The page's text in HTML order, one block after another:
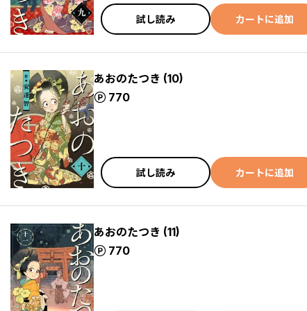
試し読み カートに追加
あおのたつき (10)
770
ポイント
試し読み カートに追加
あおのたつき (11)
770
ポイント